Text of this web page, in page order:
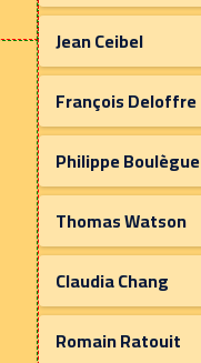
Jean Ceibel
François Deloffre
Philippe Boulègue
Thomas Watson
Claudia Chang
Romain Ratouit